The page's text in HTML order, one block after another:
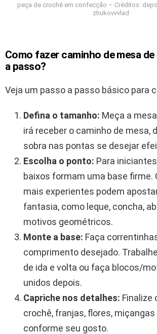
peça de crochê em confecção – Créditos:
zhukovvvlad
Como fazer caminho de mesa
a passo?
Veja um passo a passo básico para
Defina o tamanho: Meça a
irá receber o caminho de mesa,
sobra nas pontas se desejar
Escolha o ponto: Para
baixos formam uma base firme.
mais experientes podem
fantasia, como leque, concha,
motivos geométricos.
Monte a base: Faça
comprimento desejado.
de ida e volta ou faça blocos/
unidos depois.
Capriche nos detalhes: Finalize
crochê, franjas, flores,
conforme seu gosto.